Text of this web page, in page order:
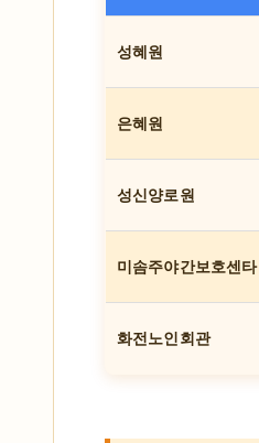
성혜원
은혜원
성신양로원
미솜주야간보호센타
화전노인회관